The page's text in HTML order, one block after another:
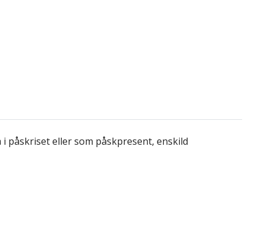
påskriset eller som påskpresent, enskild